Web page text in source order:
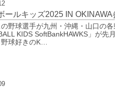
ールキッズ2025 IN
野球選手が九州・沖縄・山口の
KIDS SoftBankHAWKS」が
球好きのK…